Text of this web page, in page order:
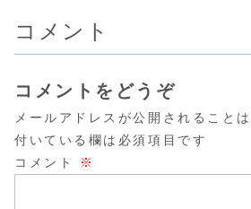
コメント
コメントをどうぞ
メールアドレスが公開されること
付いている欄は必須項目です
コメント
※